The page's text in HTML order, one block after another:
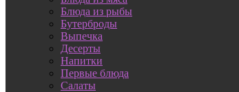
Блюда из рыбы
Бутерброды
Выпечка
Десерты
Напитки
Первые блюда
Салаты